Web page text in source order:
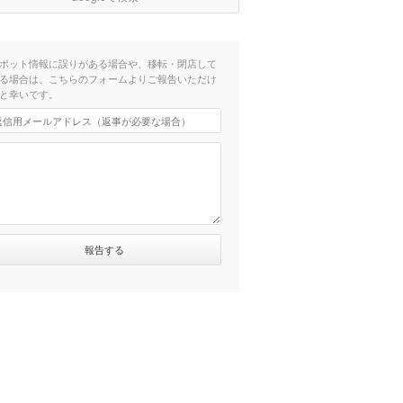
ット情報に誤りがある場合や、移転・閉店して
場合は、こちらのフォームよりご報告いただけ
幸いです。